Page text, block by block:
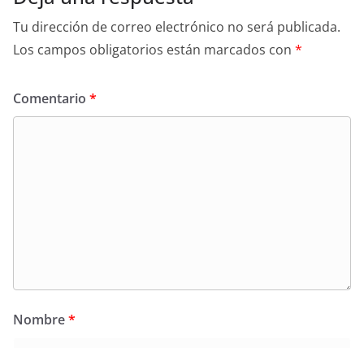
Tu dirección de correo electrónico no será publicada.
Los campos obligatorios están marcados con *
Comentario *
Nombre*